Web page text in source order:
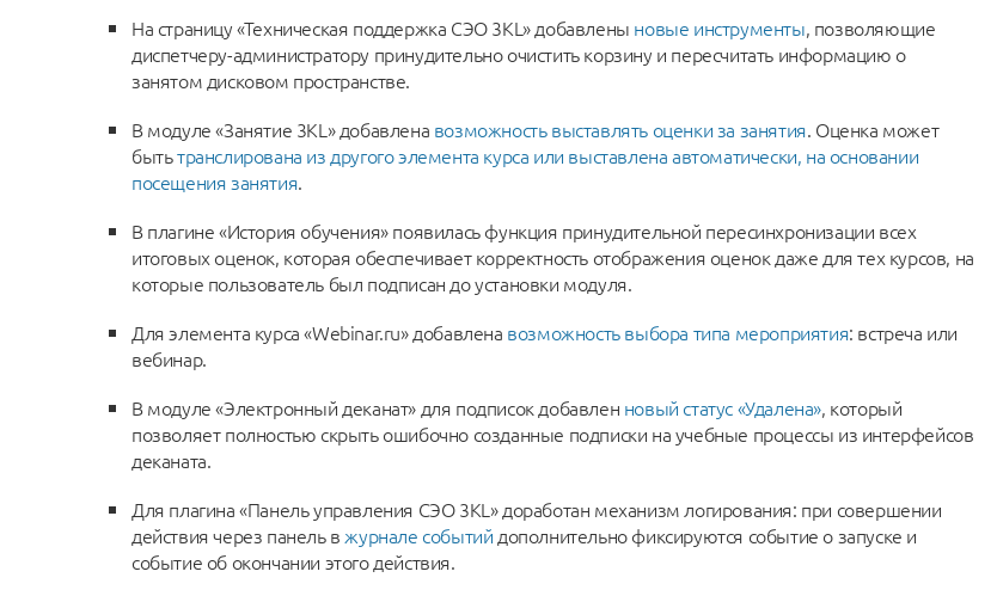
На страницу «Техническая поддержка СЭО 3КL» добавлены новые инструменты, позволяющие
диспетчеру-администратору принудительно очистить корзину и пересчитать информацию о
занятом дисковом пространстве.
В модуле «Занятие 3КL» добавлена возможность выставлять оценки за занятия. Оценка может
бытьтранслирована из другого элемента курса или выставлена автоматически, на основании
посещения занятия.
В плагине «История обучения» появилась функция принудительной пересинхронизации всех
итоговых оценок, которая обеспечивает корректность отображения оценок даже для тех курсов, на
которые пользователь был подписан до установки модуля.
Для элемента курса «Webinar.ru» добавлена возможность выбора типа мероприятия: встреча или
вебинар.
В модуле «Электронный деканат» для подписок добавлен новый статус «Удалена», который
позволяет полностью скрыть ошибочно созданные подписки на учебные процессы из интерфейсов
деканата.
Для плагина «Панель управления СЭО 3КL» доработан механизм логирования: при совершении
действия через панель в журнале событий дополнительно фиксируются событие о запуске и
событие об окончании этого действия.